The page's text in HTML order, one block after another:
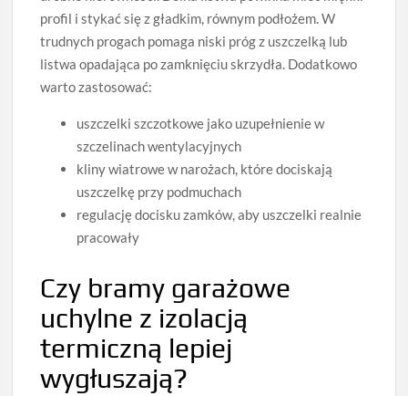
profil i stykać się z gładkim, równym podłożem. W
trudnych progach pomaga niski próg z uszczelką lub
listwa opadająca po zamknięciu skrzydła. Dodatkowo
warto zastosować:
uszczelki szczotkowe jako uzupełnienie w
szczelinach wentylacyjnych
kliny wiatrowe w narożach, które dociskają
uszczelkę przy podmuchach
regulację docisku zamków, aby uszczelki realnie
pracowały
Czy bramy garażowe
uchylne z izolacją
termiczną lepiej
wygłuszają?